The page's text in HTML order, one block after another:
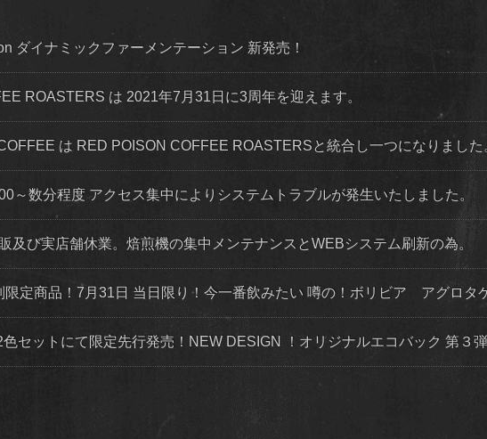
ダイナミックファーメンテーション 新発売！
ROASTERS は 2021年7月31日に3周年を迎えます。
は RED POISON COFFEE ROASTERSと統合し一つになりました
～数分程度 アクセス集中によりシステムトラブルが発生いたしました。
及び実店舗休業。焙煎機の集中メンテナンスとWEBシステム刷新の為。
限定商品！7月31日 当日限り！今一番飲みたい 噂の！ボリビア アグロ
セットにて限定先行発売！NEW DESIGN ！オリジナルエコバック 第３